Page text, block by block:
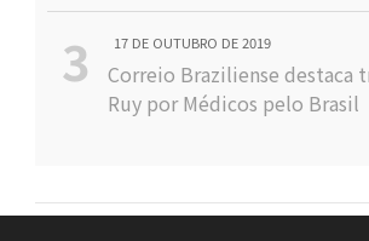
17 DE OUTUBRO DE 2019
Correio Braziliense destaca
Ruy por Médicos pelo Brasil